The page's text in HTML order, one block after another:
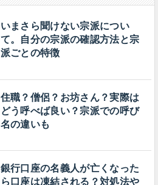
いまさら聞けない宗派につい
て。自分の宗派の確認方法と宗
派ごとの特徴
住職？僧侶？お坊さん？実際は
どう呼べば良い？宗派での呼び
名の違いも
銀行口座の名義人が亡くなった
ら口座は凍結される？対処法や